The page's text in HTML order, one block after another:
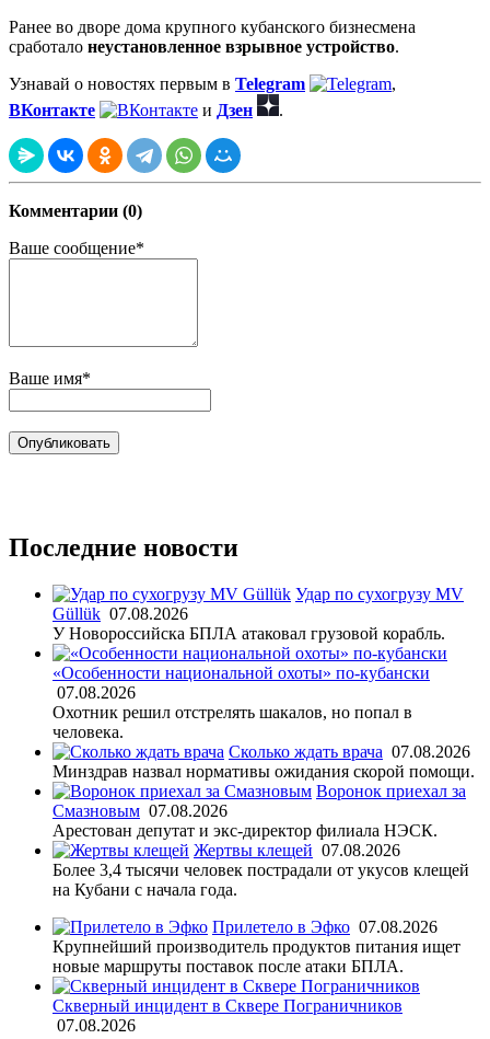
Ранее во дворе дома крупного кубанского бизнесмена
сработало неустановленное взрывное устройство.
Узнавай о новостях первым в Telegram
,
ВКонтакте
и Дзен .
Комментарии (0)
Ваше сообщение*
Ваше имя*
Последние новости
Удар по сухогрузу MV
Güllük 07.08.2026
У Новороссийска БПЛА атаковал грузовой корабль.
«Особенности национальной охоты» по-кубански
07.08.2026
Охотник решил отстрелять шакалов, но попал в
человека.
Сколько ждать врача 07.08.2026
Минздрав назвал нормативы ожидания скорой помощи.
Воронок приехал за
Смазновым 07.08.2026
Арестован депутат и экс-директор филиала НЭСК.
Жертвы клещей 07.08.2026
Более 3,4 тысячи человек пострадали от укусов клещей
на Кубани с начала года.
Прилетело в Эфко 07.08.2026
Крупнейший производитель продуктов питания ищет
новые маршруты поставок после атаки БПЛА.
Скверный инцидент в Сквере Пограничников
07.08.2026